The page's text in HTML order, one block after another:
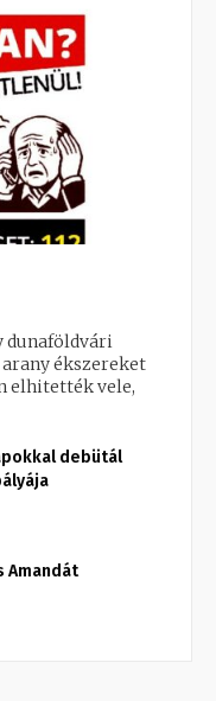
dunaföldvári
ékszereket
elhitették vele,
debütál
Amandát